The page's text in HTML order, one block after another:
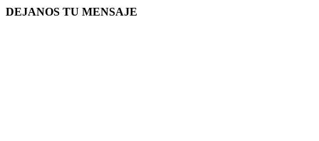
DEJANOS TU MENSAJE